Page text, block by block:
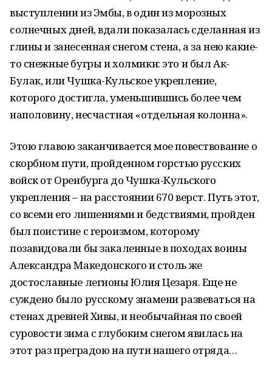
выступлении из Эмбы, в один из морозных
солнечных дней, вдали показалась сделанная из
глины и занесенная снегом стена, а за нею какие-
то снежные бугры и холмики: это и был Ак-
Булак, или Чушка-Кульское укрепление,
которого достигла, уменьшившись более чем
наполовину, несчастная «отдельная колонна».
Этою главою заканчивается мое повествование о
скорбном пути, пройденном горстью русских
войск от Оренбурга до Чушка-Кульского
укрепления – на расстоянии 670 верст. Путь этот,
со всеми его лишениями и бедствиями, пройден
был поистине с героизмом, которому
позавидовали бы закаленные в походах воины
Александра Македонского и столь же
достославные легионы Юлия Цезаря. Еще не
суждено было русскому знамени развеваться на
стенах древней Хивы, и необычайная по своей
суровости зима с глубоким снегом явилась на
этот раз преградою на пути нашего отряда…